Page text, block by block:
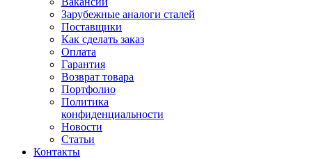
Зарубежные аналоги сталей
Поставщики
Как сделать заказ
Оплата
Гарантия
Возврат товара
Портфолио
Политика
конфиденциальности
Новости
Статьи
Контакты